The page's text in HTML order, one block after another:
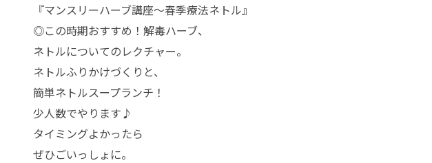
『マンスリーハーブ講座〜春季療法ネトル』
◎この時期おすすめ！解毒ハーブ、
ネトルについてのレクチャー。
ネトルふりかけづくりと、
簡単ネトルスープランチ！
少人数でやります♪
タイミングよかったら
ぜひごいっしょに。